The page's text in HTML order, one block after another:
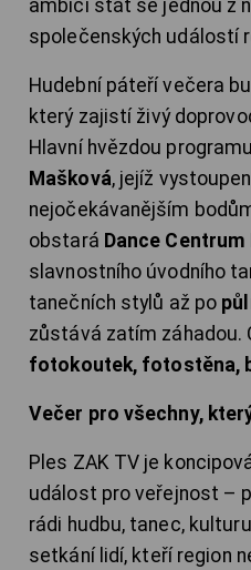
ambici stát se jednou z
společenských událostí
Hudební páteří večera
který zajistí živý
Hlavní hvězdou
Mašková, jejíž
nejočekávanějším
obstará Dance
slavnostního úvodního
tanečních stylů až po
zůstává zatím záhadou.
fotokoutek, fotostěna,
Večer pro všechny,
Ples ZAK TV je
událost pro veřejnost –
rádi hudbu, tanec,
setkání lidí, kteří region